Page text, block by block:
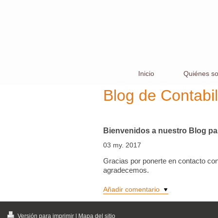
Inicio Quiénes
Blog de
Bienvenidos a nuestro Blog
03 my. 2017
Gracias por ponerte en contacto
agradecemos.
Añadir comentario
Versión para imprimir | Mapa del sitio